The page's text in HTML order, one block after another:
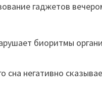
гаджетов
биоритмы
сна негативно